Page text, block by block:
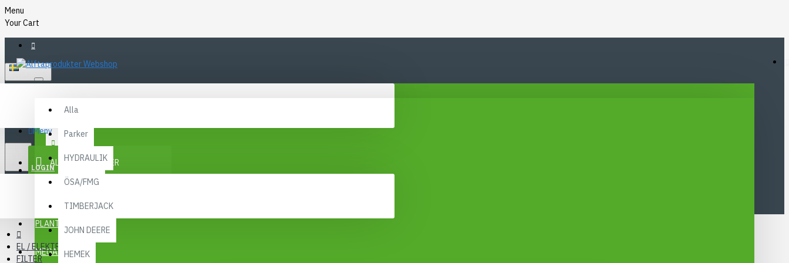
Menu
Your Cart
SEK
Alla
Parker
HYDRAULIK
ÖSA/FMG
TIMBERJACK
JOHN DEERE
HEMEK
KONTAKT
Meny
ALLA KATEGORIER
PLANTMA X
MEGA MENY
LOGIN
REGISTER
EL / ELEKTRONIK
FILTER